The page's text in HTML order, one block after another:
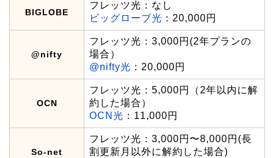
BIGLOBE
フレッツ光：なし
ビッグローブ光 ：20,000円
@nifty
フレッツ光：3,000円(2年プランの
場合）
@nifty光 ：20,000円
OCN
フレッツ光：5,000円（2年以内に解
約した場合）
OCN光 ：11,000円
So-net
フレッツ光：3,000円〜8,000円(長
割更新月以外に解約した場合)